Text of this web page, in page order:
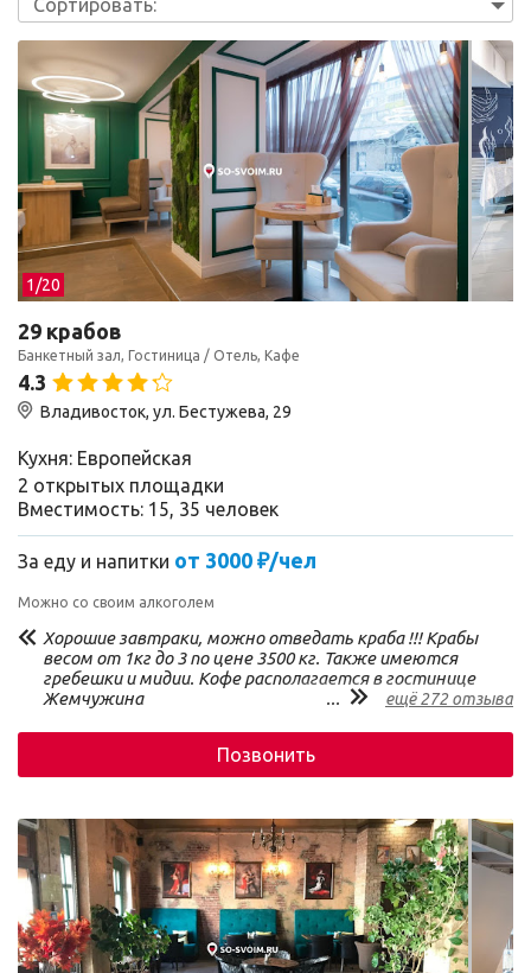
Сортировать:
1/20
29 крабов
Банкетный зал, Гостиница / Отель, Кафе
4.3
Владивосток, ул. Бестужева, 29
Кухня: Европейская
2 открытых площадки
Вместимость: 15, 35 человек
За еду и напитки от 3000 ₽/чел
Можно со своим алкоголем
Хорошие завтраки, можно отведать краба !!! Крабы
весом от 1кг до 3 по цене 3500 кг. Также имеются
гребешки и мидии. Кофе располагается в гостинице
Жемчужина
... ещё 272 отзыва
Позвонить